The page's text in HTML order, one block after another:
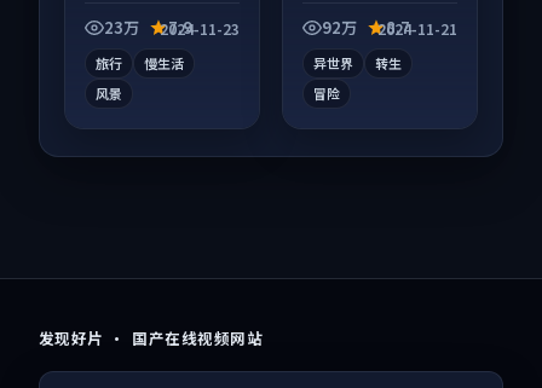
沓。23万 7.9
2024-11-23
旅行
慢生活
风景
长为内核，情感戏份
92万 8.7
2024-11-21
异世界
转生
冒险
发现好片 · 国产在线视频网站